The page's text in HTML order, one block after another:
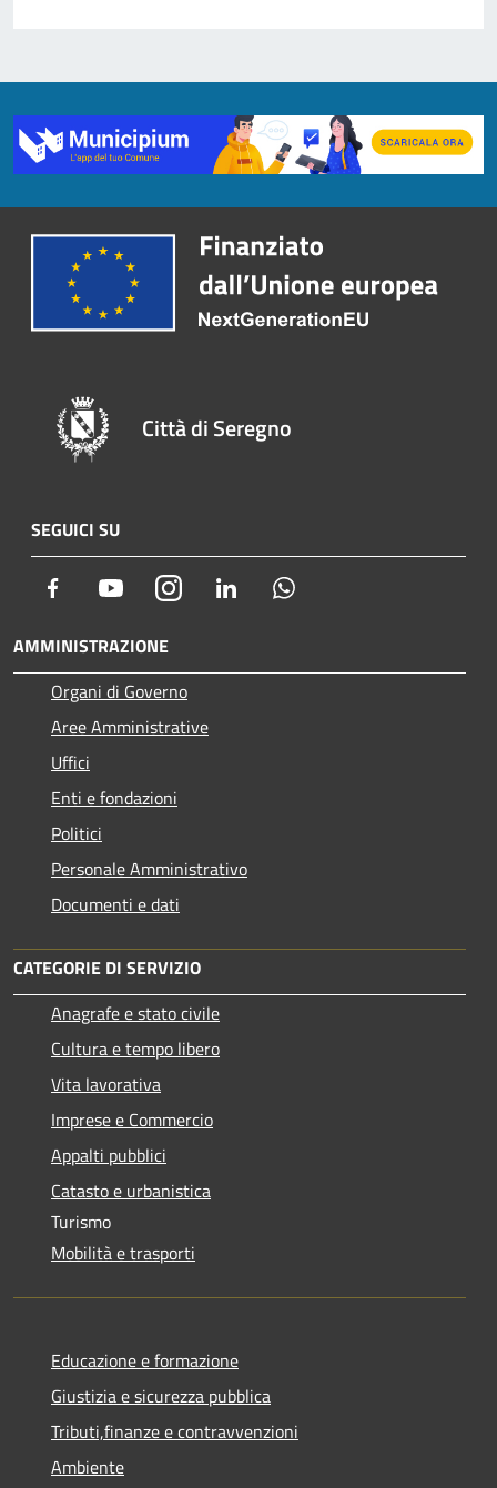
Città di Seregno
SEGUICI SU
Facebook YoutubeInstagram LinkedIn
AMMINISTRAZIONE
Organi di Governo
Aree Amministrative
Uffici
Enti e fondazioni
Politici
Personale Amministrativo
Documenti e dati
CATEGORIE DI SERVIZIO
Anagrafe e stato civile
Cultura e tempo libero
Vita lavorativa
Imprese e Commercio
Appalti pubblici
Catasto e urbanistica
Turismo
Mobilità e trasporti
Educazione e formazione
Giustizia e sicurezza pubblica
Tributi,finanze e contravvenzioni
Ambiente